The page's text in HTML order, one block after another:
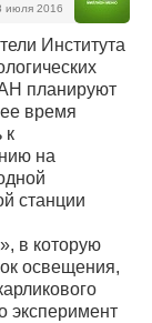
июля 2016
Института
планируют
время
к
на
станции
в которую
освещения,
эксперимент